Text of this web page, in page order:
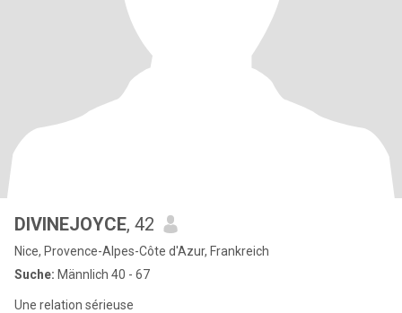
DIVINEJOYCE, 42
Nice, Provence-Alpes-Côte d'Azur, Frankreich
Suche: Männlich 40 - 67
Une relation sérieuse